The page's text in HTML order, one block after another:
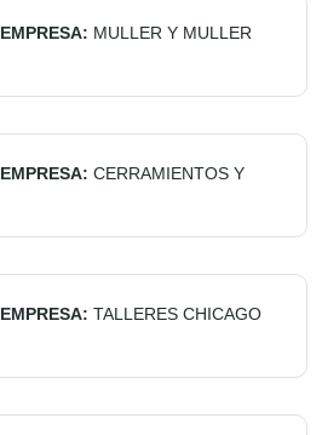
EMPRESA: MULLER Y MULLER
EMPRESA: CERRAMIENTOS Y
EMPRESA: TALLERES CHICAGO